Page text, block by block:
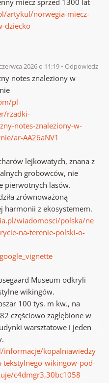
artykul/norwegia-miecz-
dziecko
2026 o 11:19 Odpowiedz
notes znaleziony w
pl-
rzadki-
notes-znaleziony-w-
ar-AA26aNV1
lejkowatych, znana z
grobowców, nie
pierwotnych lasów.
zrównoważoną
harmonii z ekosystemem.
wiadomosci/polska/ne
na-terenie-polski-o-
Museum odkryli
wikingów.
100 tys. m kw., na
częściowo zagłębione w
warsztatowe i jeden
kopalniawiedzy
tekstylnego-wikingow-pod-
c4dmgr3,30bc1058